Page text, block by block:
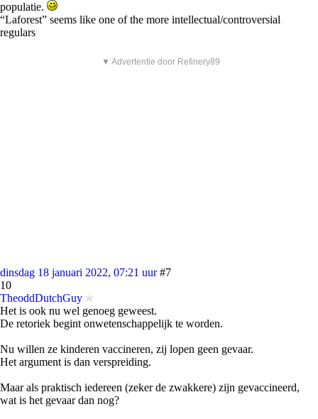
populatie.
“Laforest” seems like one of the more intellectual/controversial
regulars
▼ Advertentie door Refinery89
dinsdag 18 januari 2022, 07:21 uur #7
10
TheoddDutchGuy
Het is ook nu wel genoeg geweest.
De retoriek begint onwetenschappelijk te worden.
Nu willen ze kinderen vaccineren, zij lopen geen gevaar.
Het argument is dan verspreiding.
Maar als praktisch iedereen (zeker de zwakkere) zijn gevaccineerd,
wat is het gevaar dan nog?